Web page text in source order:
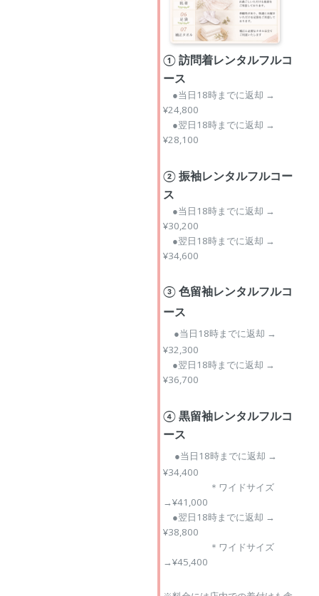
① 訪問着レンタルフルコ
ース
●当日18時までに返却 →
¥24,800
●翌日18時までに返却 →
¥28,100
② 振袖レンタルフルコー
ス
●当日18時までに返却 →
¥30,200
●翌日18時までに返却 →
¥34,600
③ 色留袖レンタルフルコ
ース
●当日18時までに返却 →
¥32,300
●翌日18時までに返却 →
¥36,700
④ 黒留袖レンタルフルコ
ース
●当日18時までに返却 →
¥34,400
＊ワイドサイズ
→¥41,000
●翌日18時までに返却 →
¥38,800
＊ワイドサイズ
→¥45,400